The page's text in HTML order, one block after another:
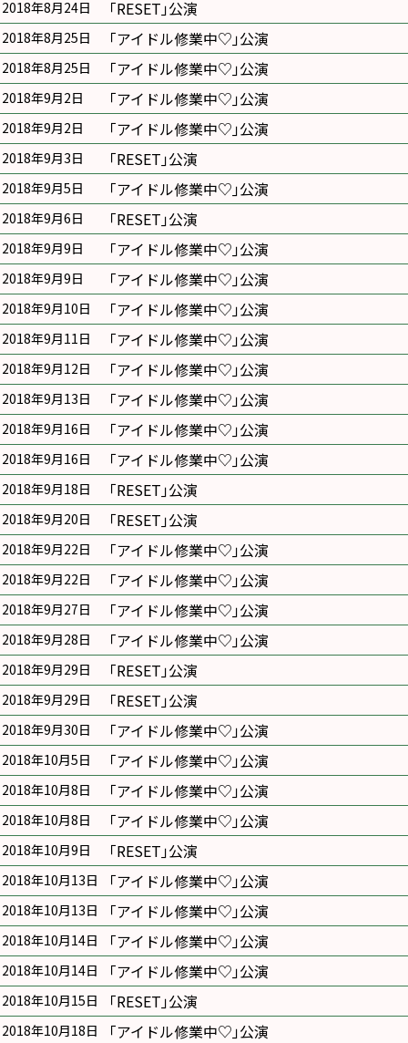
2018年8月24日 ｢RESET｣公演
2018年8月25日 ｢アイドル修業中♡｣公演
2018年8月25日 ｢アイドル修業中♡｣公演
2018年9月2日 ｢アイドル修業中♡｣公演
2018年9月2日 ｢アイドル修業中♡｣公演
2018年9月3日 ｢RESET｣公演
2018年9月5日 ｢アイドル修業中♡｣公演
2018年9月6日 ｢RESET｣公演
2018年9月9日 ｢アイドル修業中♡｣公演
2018年9月9日 ｢アイドル修業中♡｣公演
2018年9月10日 ｢アイドル修業中♡｣公演
2018年9月11日 ｢アイドル修業中♡｣公演
2018年9月12日 ｢アイドル修業中♡｣公演
2018年9月13日 ｢アイドル修業中♡｣公演
2018年9月16日 ｢アイドル修業中♡｣公演
2018年9月16日 ｢アイドル修業中♡｣公演
2018年9月18日 ｢RESET｣公演
2018年9月20日 ｢RESET｣公演
2018年9月22日 ｢アイドル修業中♡｣公演
2018年9月22日 ｢アイドル修業中♡｣公演
2018年9月27日 ｢アイドル修業中♡｣公演
2018年9月28日 ｢アイドル修業中♡｣公演
2018年9月29日 ｢RESET｣公演
2018年9月29日 ｢RESET｣公演
2018年9月30日 ｢アイドル修業中♡｣公演
2018年10月5日 ｢アイドル修業中♡｣公演
2018年10月8日 ｢アイドル修業中♡｣公演
2018年10月8日 ｢アイドル修業中♡｣公演
2018年10月9日 ｢RESET｣公演
2018年10月13日 ｢アイドル修業中♡｣公演
2018年10月13日 ｢アイドル修業中♡｣公演
2018年10月14日 ｢アイドル修業中♡｣公演
2018年10月14日 ｢アイドル修業中♡｣公演
2018年10月15日 ｢RESET｣公演
2018年10月18日 ｢アイドル修業中♡｣公演